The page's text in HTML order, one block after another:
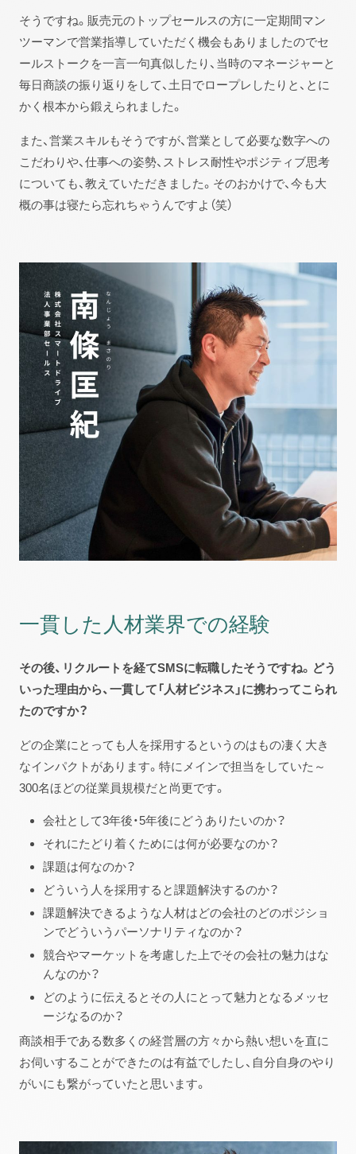
そうですね。販売元のトップセールスの方に一定期間マン
ツーマンで営業指導していただく機会もありましたのでセ
ールストークを一言一句真似したり、当時のマネージャーと
毎日商談の振り返りをして、土日でロープレしたりと、とに
かく根本から鍛えられました。
また、営業スキルもそうですが、営業として必要な数字への
こだわりや、仕事への姿勢、ストレス耐性やポジティブ思考
についても、教えていただきました。そのおかけで、今も大
概の事は寝たら忘れちゃうんですよ（笑）
一貫した人材業界での経験
その後、リクルートを経てSMSに転職したそうですね。どう
いった理由から、一貫して「人材ビジネス」に携わってこられ
たのですか？
どの企業にとっても人を採用するというのはもの凄く大き
なインパクトがあります。特にメインで担当をしていた～
300名ほどの従業員規模だと尚更です。
会社として3年後・5年後にどうありたいのか？
それにたどり着くためには何が必要なのか？
課題は何なのか？
どういう人を採用すると課題解決するのか？
課題解決できるような人材はどの会社のどのポジショ
ンでどういうパーソナリティなのか？
競合やマーケットを考慮した上でその会社の魅力はな
んなのか？
どのように伝えるとその人にとって魅力となるメッセ
ージなるのか？
商談相手である数多くの経営層の方々から熱い想いを直に
お伺いすることができたのは有益でしたし、自分自身のやり
がいにも繋がっていたと思います。